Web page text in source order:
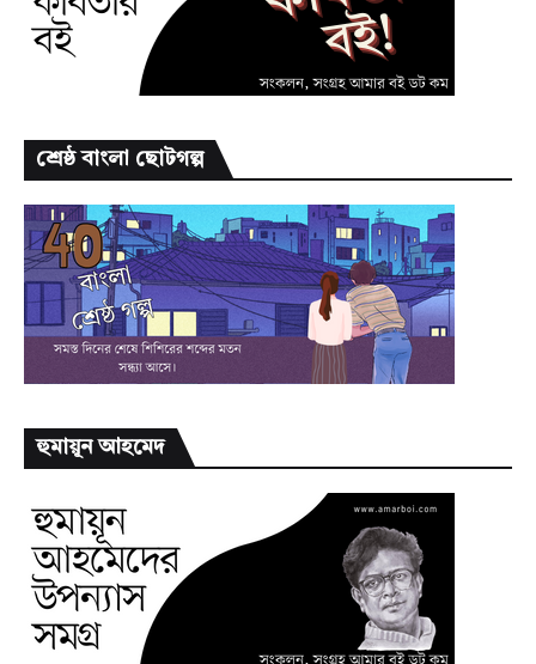
শ্রেষ্ঠ বাংলা ছোটগল্প
হুমায়ূন আহমেদ